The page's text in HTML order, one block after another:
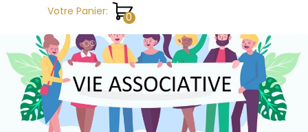
Aller au contenuVotre Panier: